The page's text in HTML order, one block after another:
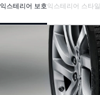
익스테리어 보호익스테리어 스타일